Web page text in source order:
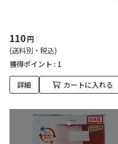
110円
(送料別・税込)
獲得ポイント : 1
詳細 カートに入れる